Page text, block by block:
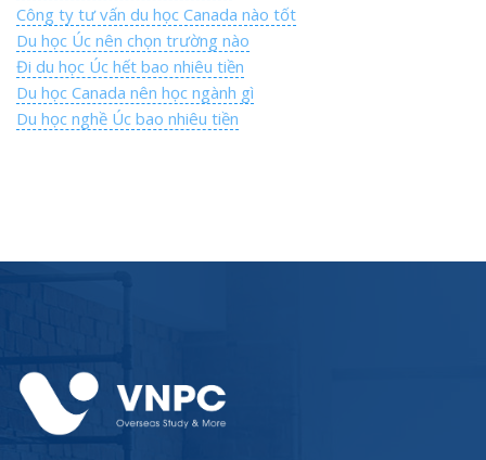
Công ty tư vấn du học Canada nào tốt
Du học Úc nên chọn trường nào
Đi du học Úc hết bao nhiêu tiền
Du học Canada nên học ngành gì
Du học nghề Úc bao nhiêu tiền